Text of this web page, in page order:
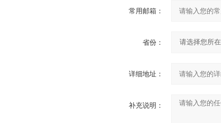
常用邮箱：
省份：
详细地址：
补充说明：